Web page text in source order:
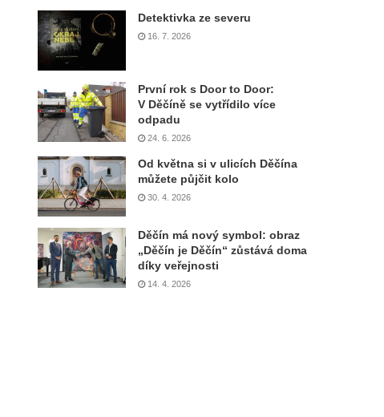
Detektivka ze severu
16. 7. 2026
První rok s Door to Door:
V Děčíně se vytřídilo více
odpadu
24. 6. 2026
Od května si v ulicích Děčína
můžete půjčit kolo
30. 4. 2026
Děčín má nový symbol: obraz
„Děčín je Děčín“ zůstává doma
díky veřejnosti
14. 4. 2026